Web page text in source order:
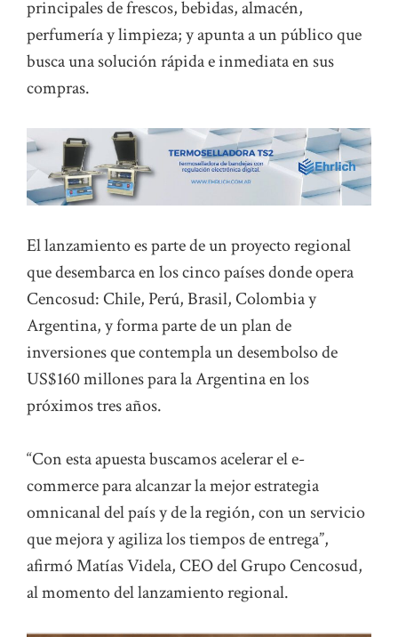
principales de frescos, bebidas, almacén,
perfumería y limpieza; y apunta a un público que
busca una solución rápida e inmediata en sus
compras.
El lanzamiento es parte de un proyecto regional
que desembarca en los cinco países donde opera
Cencosud: Chile, Perú, Brasil, Colombia y
Argentina, y forma parte de un plan de
inversiones que contempla un desembolso de
US$160 millones para la Argentina en los
próximos tres años.
“Con esta apuesta buscamos acelerar el e-
commerce para alcanzar la mejor estrategia
omnicanal del país y de la región, con un servicio
que mejora y agiliza los tiempos de entrega”,
afirmó Matías Videla, CEO del Grupo Cencosud,
al momento del lanzamiento regional.